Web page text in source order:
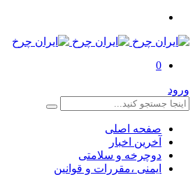
0
ورود
صفحه اصلی
آخرین اخبار
دوچرخه و سلامتی
ایمنی ،مقررات و قوانین